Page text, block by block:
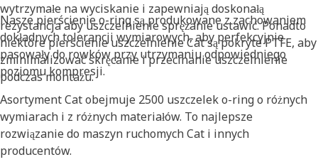
wytrzymałe na wyciskanie i zapewniają doskonałą
rezystancja aby uszczelnienie sprężanie ustawić. Ponadto
niektóre pierścienie uszczelnienie Cat są pokryte PTFE, aby
zminimalizować skręcanie i przecinanie uszczelnienie
podczas montażu.
Nasze pierścienie o-ring są produkowane z zachowaniem
dokładnych tolerancji wymiarowych, aby perfekcyjnie
pasowały do rowków przy utrzymaniu odpowiedniego
poziomu kompresji.
Asortyment Cat obejmuje 2500 uszczelek o-ring o różnych
wymiarach i z różnych materiałów. To najlepsze
rozwiązanie do maszyn ruchomych Cat i innych
producentów.